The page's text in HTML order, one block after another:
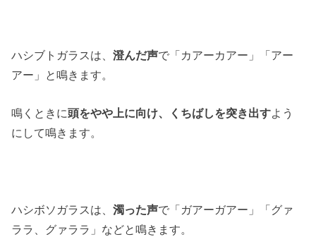
ハシブトガラスは、澄んだ声で「カアーカアー」「アー
アー」と鳴きます。
鳴くときに頭をやや上に向け、くちばしを突き出すよう
にして鳴きます。
ハシボソガラスは、濁った声で「ガアーガアー」「グァ
ララ、グァララ」などと鳴きます。